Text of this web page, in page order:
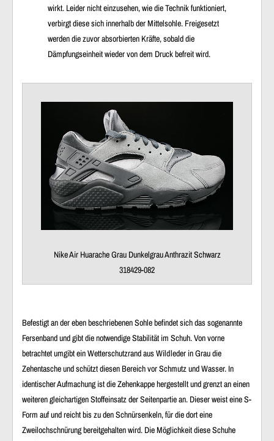
wirkt. Leider nicht einzusehen, wie die Technik funktioniert,
verbirgt diese sich innerhalb der Mittelsohle. Freigesetzt
werden die zuvor absorbierten Kräfte, sobald die
Dämpfungseinheit wieder von dem Druck befreit wird.
Nike Air Huarache Grau Dunkelgrau Anthrazit Schwarz
318429-082
Befestigt an der eben beschriebenen Sohle befindet sich das sogenannte
Fersenband und gibt die notwendige Stabilität im Schuh. Von vorne
betrachtet umgibt ein Wetterschutzrand aus Wildleder in Grau die
Zehentasche und schützt diesen Bereich vor Schmutz und Wasser. In
identischer Aufmachung ist die Zehenkappe hergestellt und grenzt an einen
weiteren gleichartigen Stoffeinsatz der Seitenpartie an. Dieser weist eine S-
Form auf und reicht bis zu den Schnürsenkeln, für die dort eine
Zweilochschnürung bereitgehalten wird. Die Möglichkeit diese Schuhe